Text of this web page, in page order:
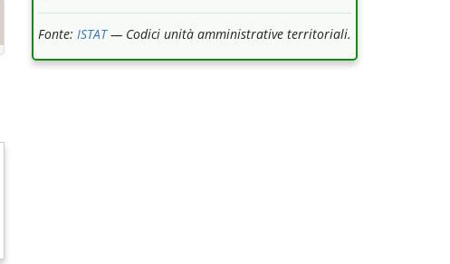
Fonte: ISTAT— Codici unità amministrative territoriali.